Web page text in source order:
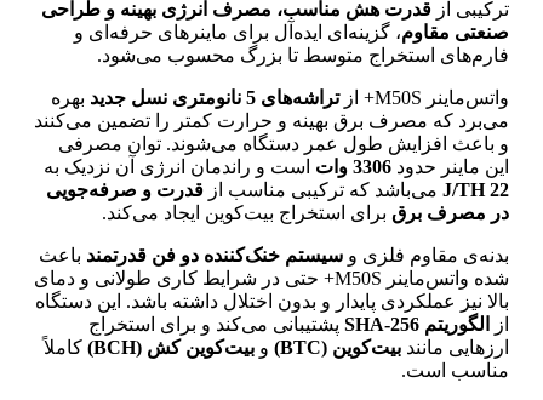
ترکیبی از قدرت هش مناسب، مصرف انرژی بهینه و طراحی
صنعتی مقاوم، گزینه‌ای ایده‌آل برای ماینرهای حرفه‌ای و
فارم‌های استخراج متوسط تا بزرگ محسوب می‌شود.
واتس‌ماینر M50S+ از تراشه‌های 5 نانومتری نسل جدید
بهره
می‌برد که مصرف برق بهینه و حرارت کمتر را تضمین می‌کنند
و باعث افزایش طول عمر دستگاه می‌شوند. توان مصرفی
این ماینر حدود 3306 وات
است و راندمان انرژی آن نزدیک به
22 J/TH
می‌باشد که ترکیبی مناسب از قدرت و صرفه‌جویی
در مصرف برق برای استخراج بیت‌کوین ایجاد می‌کند.
بدنه‌ی مقاوم فلزی و سیستم خنک‌کننده دو فن قدرتمند باعث
شده واتس‌ماینر M50S+ حتی در شرایط کاری طولانی و دمای
بالا نیز عملکردی پایدار و بدون اختلال داشته باشد. این دستگاه
از
الگوریتم SHA-256
پشتیبانی می‌کند و برای استخراج
ارزهایی مانند بیت‌کوین (BTC) و بیت‌کوین کش (BCH)
کاملاً
مناسب است.